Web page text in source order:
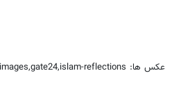
عکس ها: gettyimages,gate24,islam-reflections